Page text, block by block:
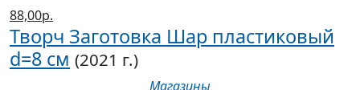
88,00р.
Творч Заготовка Шар пластиковый
d=8 см (2021 г.)
Магазины